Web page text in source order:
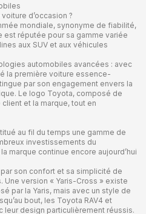
d’occasion ?
mondiale, synonyme de fiabilité,
est réputée pour sa gamme variée
aux SUV et aux véhicules
automobiles avancées : avec
la première voiture essence-
par son engagement envers la
Le logo Toyota, composé de
et la marque, tout en
au fil du temps une gamme de
investissements du
marque continue encore aujourd’hui
son confort et sa simplicité de
Une version « Yaris-Cross » existe
par la Yaris, mais avec un style de
bout, les Toyota RAV4 et
leur design particulièrement réussis.